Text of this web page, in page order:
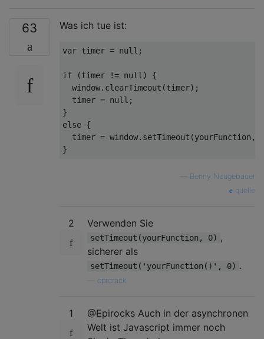
63 Was ich tue ist:
var timer = null ;
if (timer != null ) {
window.clearTimeout(timer);
  timer =
null ;
else {
  timer =
window.setTimeout(yourFunction,
Benny Neugebauer
quelle
2 Verwenden Sie
setTimeout(yourFunction, 0) ,
sicherer als
setTimeout('yourFunction()', 0) .
cprcrack
1
@Epirocks Auch in der asynchronen
Welt ist Javascript immer noch